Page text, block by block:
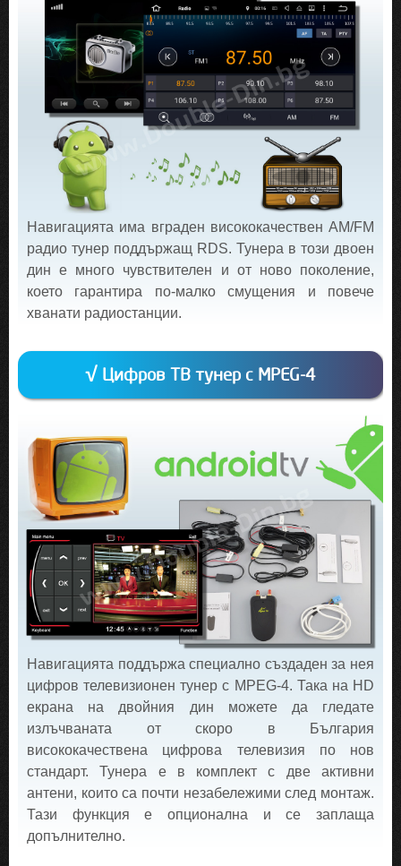
Навигацията има вграден висококачествен AM/FM
радио тунер поддържащ RDS. Тунера в този двоен
дин е много чувствителен и от ново поколение,
което гарантира по-малко смущения и повече
хванати радиостанции.
√ Цифров ТВ тунер с MPEG-4
Навигацията поддържа специално създаден за нея
цифров телевизионен тунер с MPEG-4. Така на HD
екрана на двойния дин можете да гледате
излъчваната от скоро в България
висококачествена цифрова телевизия по нов
стандарт. Тунера е в комплект с две активни
антени, които са почти незабележими след монтаж.
Тази функция е опционална и се заплаща
допълнително.